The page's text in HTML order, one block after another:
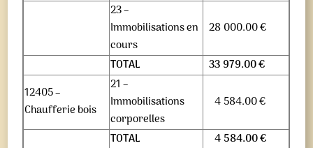
23 –
Immobilisations en
cours
28 000.00 €
TOTAL
33 979.00 €
12405 –
Chaufferie bois
21 –
Immobilisations
corporelles
4 584.00 €
TOTAL
4 584.00 €